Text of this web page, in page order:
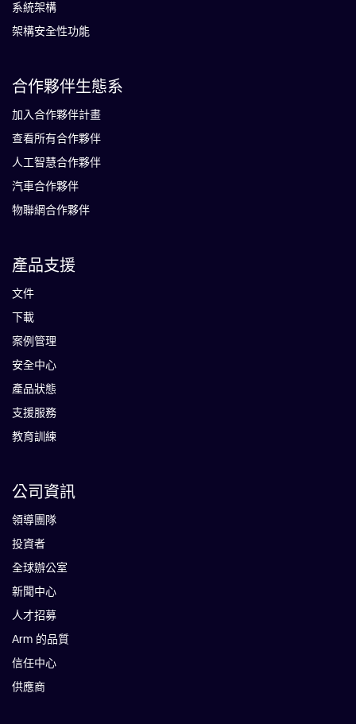
系統架構
架構安全性功能
合作夥伴生態系
加入合作夥伴計畫
查看所有合作夥伴
人工智慧合作夥伴
汽車合作夥伴
物聯網合作夥伴
產品支援
文件
下載
案例管理
安全中心
產品狀態
支援服務
教育訓練
公司資訊
領導團隊
投資者
全球辦公室
新聞中心
人才招募
Arm 的品質
信任中心
供應商